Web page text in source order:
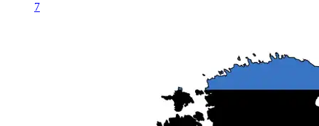
7